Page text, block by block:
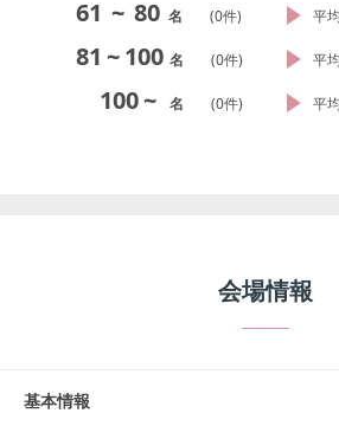
61 ~ 80 名 (0件) 平均
81 ~100 名 (0件) 平均
100~ 名 (0件) 平均
会場情報
基本情報